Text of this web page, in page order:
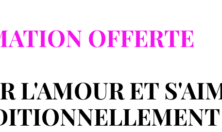
OFFERTE
L'AMOUR ET